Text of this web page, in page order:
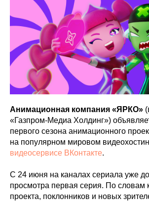
Анимационная компания «ЯРКО»
«Газпром-Медиа Холдинг»)
первого сезона анимационного
на популярном мировом
видеосервисе ВКонтакте.
С 24 июня на каналах сериала уже
просмотра первая серия. По словам
проекта, поклонников и новых